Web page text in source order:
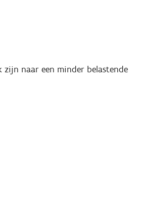
naar een minder belastende